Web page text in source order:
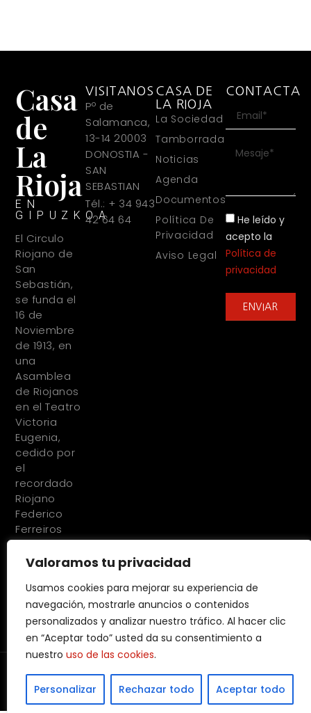
Valoramos tu privacidad
Usamos cookies para mejorar su experiencia de
navegación, mostrarle anuncios o contenidos
personalizados y analizar nuestro tráfico. Al hacer clic
en “Aceptar todo” usted da su consentimiento a
nuestro uso de las cookies.
Personalizar Rechazar todo Aceptar todo
Casa
de
La
Rioja
EN
GIPUZKOA
El Circulo
Riojano de
San
Sebastián,
se funda el
16 de
Noviembre
de 1913, en
una
Asamblea
de Riojanos
en el Teatro
Victoria
Eugenia,
cedido por
el
recordado
Riojano
Federico
Ferreiros
VISITANOS
Pº de
Salamanca,
13-14 20003
DONOSTIA -
SAN
SEBASTIAN
Tél.: + 34 943
42 64 64
CASA DE
LA RIOJA
La Sociedad
Tamborrada
Noticias
Agenda
Documentos
Política De
Privacidad
Aviso Legal
CONTACTA
He leído y
acepto la
Política de
privacidad
ENVIAR
Factor Ideas